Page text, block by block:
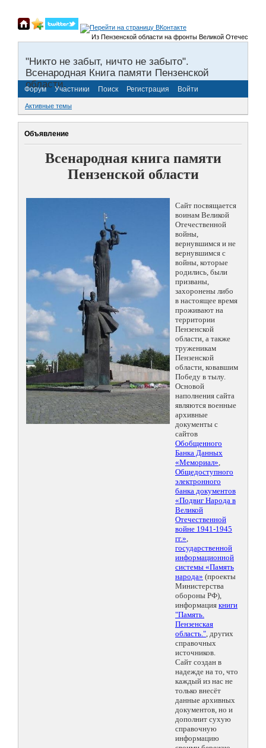
Из Пензенской области на фронты Великой
"Никто не забыт, ничто не забыто".
Всенародная Книга памяти Пензенской
области.
Форум Участники Поиск Регистрация Войти
Активные темы
Объявление
Всенародная книга памяти
Пензенской области
Сайт посвящается
воинам Великой
Отечественной
войны,
вернувшимся и не
вернувшимся с
войны, которые
родились, были
призваны,
захоронены либо
в настоящее время
проживают на
территории
Пензенской
области, а также
труженикам
Пензенской
области, ковавшим
Победу в тылу.
Основой
наполнения сайта
являются военные
архивные
документы с
сайтов
Обобщенного
Банка Данных
«Мемориал»,
Общедоступного
электронного
банка документов
«Подвиг Народа в
Великой
Отечественной
войне 1941-1945
гг.»,
государственной
информационной
системы «Память
народа» (проекты
Министерства
обороны РФ),
информация книги
"Память.
Пензенская
область.", других
справочных
источников.
Сайт создан в
надежде на то, что
каждый из нас не
только внесёт
данные архивных
документов, но и
дополнит сухую
справочную
информацию